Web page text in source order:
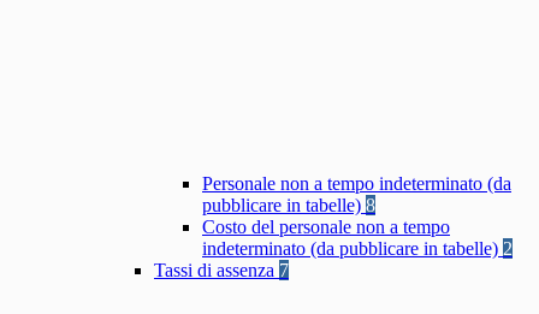
Personale non a tempo indeterminato (da
pubblicare in tabelle) 8
Costo del personale non a tempo
indeterminato (da pubblicare in tabelle) 2
Tassi di assenza 7